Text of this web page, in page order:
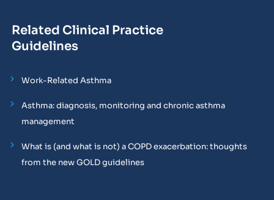
Related Clinical Practice
Guidelines
Work-Related Asthma
Asthma: diagnosis, monitoring and chronic asthma
management
What is (and what is not) a COPD exacerbation: thoughts
from the new GOLD guidelines